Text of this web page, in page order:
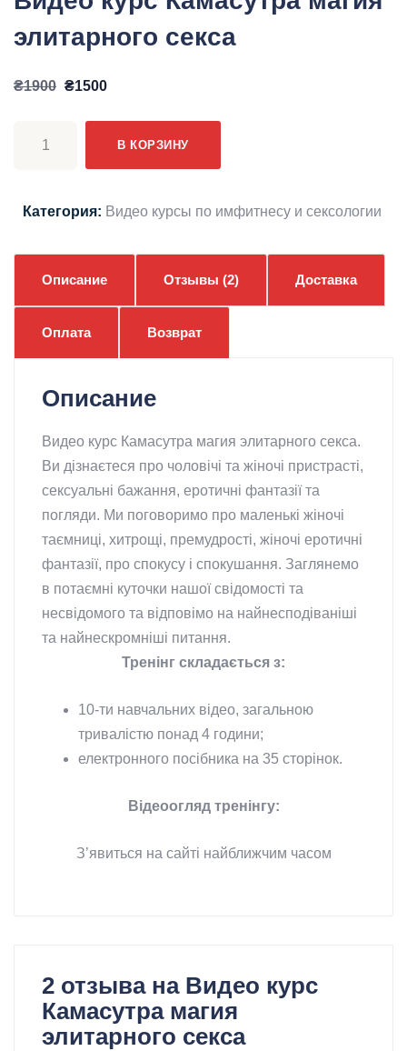
элитарного секса
₴1900 Первоначальная
₴1500Текущая
курс
магия
элитарного
секса
В КОРЗИНУ
Категория: Видео курсы по имфитнесу и сексологии
Описание Отзывы (2) Доставка
Оплата Возврат
Описание
Видео курс Камасутра магия элитарного секса.
Ви дізнаєтеся про чоловічі та жіночі пристрасті,
сексуальні бажання, еротичні фантазії та
погляди. Ми поговоримо про маленькі жіночі
таємниці, хитрощі, премудрості, жіночі еротичні
фантазії, про спокусу і спокушання. Заглянемо
в потаємні куточки нашої свідомості та
несвідомого та відповімо на найнесподіваніші
та найнескромніші питання.
Тренінг складається з:
10-ти навчальних відео, загальною
тривалістю понад 4 години;
електронного посібника на 35 сторінок.
Відеоогляд тренінгу:
З’явиться на сайті найближчим часом
2 отзыва на Видео курс
Камасутра магия
элитарного секса